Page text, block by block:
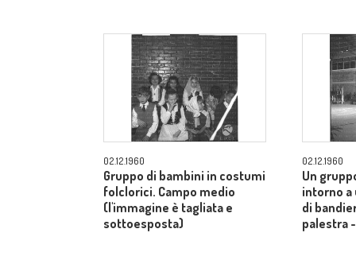
02.12.1960
Gruppo di bambini in costumi
folclorici. Campo medio
(l'immagine è tagliata e
sottoesposta)
02.12.1960
Un
intorno a
di
palestra